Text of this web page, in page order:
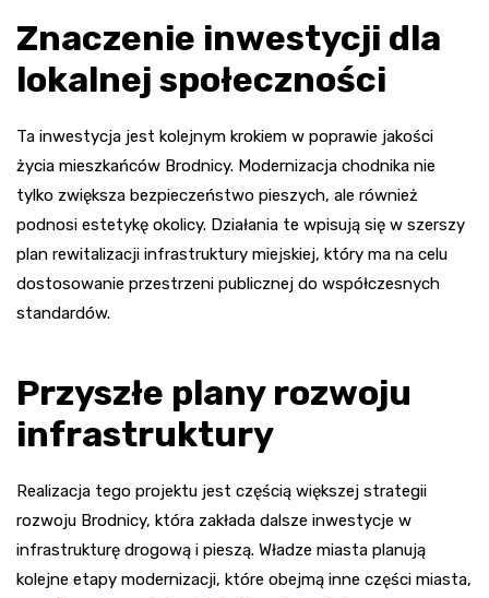
Znaczenie inwestycji dla
lokalnej społeczności
Ta inwestycja jest kolejnym krokiem w poprawie jakości
życia mieszkańców Brodnicy. Modernizacja chodnika nie
tylko zwiększa bezpieczeństwo pieszych, ale również
podnosi estetykę okolicy. Działania te wpisują się w szerszy
plan rewitalizacji infrastruktury miejskiej, który ma na celu
dostosowanie przestrzeni publicznej do współczesnych
standardów.
Przyszłe plany rozwoju
infrastruktury
Realizacja tego projektu jest częścią większej strategii
rozwoju Brodnicy, która zakłada dalsze inwestycje w
infrastrukturę drogową i pieszą. Władze miasta planują
kolejne etapy modernizacji, które obejmą inne części miasta,